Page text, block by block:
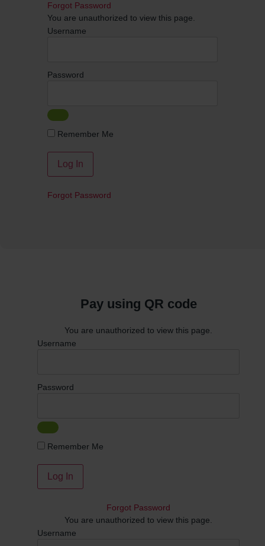
Forgot Password
You are unauthorized to view this page.
Username
Password
Remember Me
Forgot Password
Pay using QR code
You are unauthorized to view this page.
Username
Password
Remember Me
Forgot Password
You are unauthorized to view this page.
Username